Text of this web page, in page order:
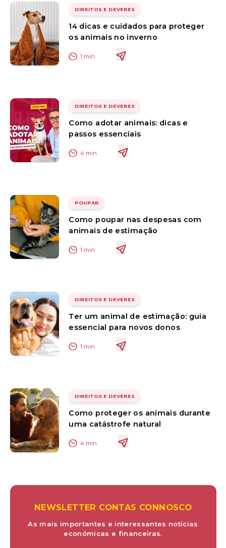
DIREITOS E DEVERES
14 dicas e cuidados para proteger
os animais no inverno
1 min
DIREITOS E DEVERES
Como adotar animais: dicas e
passos essenciais
4 min
POUPAR
Como poupar nas despesas com
animais de estimação
1 min
DIREITOS E DEVERES
Ter um animal de estimação: guia
essencial para novos donos
1 min
DIREITOS E DEVERES
Como proteger os animais durante
uma catástrofe natural
4 min
NEWSLETTER CONTAS CONNOSCO
As mais importantes e interessantes notícias
económicas e financeiras.